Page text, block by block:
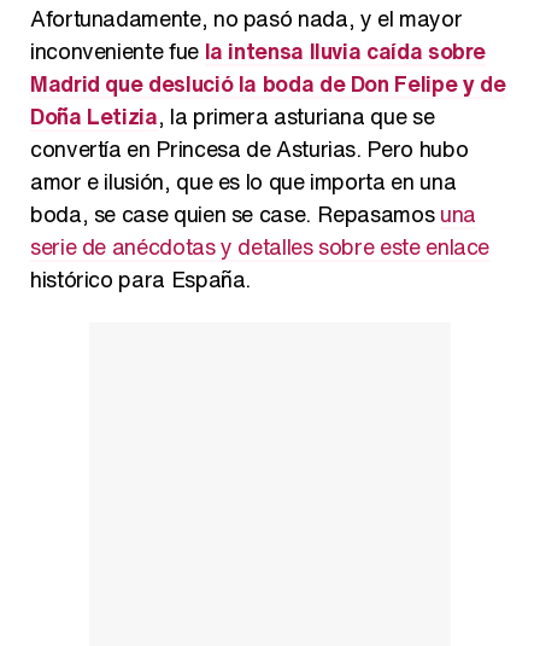
Afortunadamente, no pasó nada, y el mayor
inconveniente fue la intensa lluvia caída sobre
Madrid que deslució la boda de Don Felipe y de
Doña Letizia, la primera asturiana que se
convertía en Princesa de Asturias. Pero hubo
amor e ilusión, que es lo que importa en una
boda, se case quien se case. Repasamosuna
serie de anécdotas y detalles sobre este enlace
histórico para España.